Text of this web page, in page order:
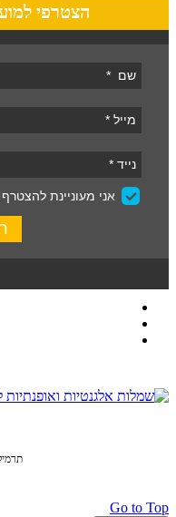
הצטרפי
Go to Top